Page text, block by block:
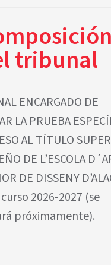
tribunal
ENCARGADO DE
LA PRUEBA
AL TÍTULO
DE L’ESCOLA
DE DISSENY
2026-2027 (se
próximamente).